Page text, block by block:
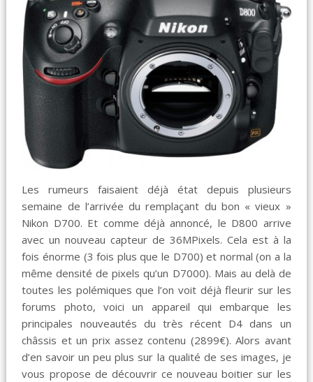
Les rumeurs faisaient déjà état depuis plusieurs
semaine de l’arrivée du remplaçant du bon « vieux »
Nikon D700. Et comme déjà annoncé, le D800 arrive
avec un nouveau capteur de 36MPixels. Cela est à la
fois énorme (3 fois plus que le D700) et normal (on a la
même densité de pixels qu’un D7000). Mais au delà de
toutes les polémiques que l’on voit déjà fleurir sur les
forums photo, voici un appareil qui embarque les
principales nouveautés du très récent D4 dans un
châssis et un prix assez contenu (2899€). Alors avant
d’en savoir un peu plus sur la qualité de ses images, je
vous propose de découvrir ce nouveau boitier sur les